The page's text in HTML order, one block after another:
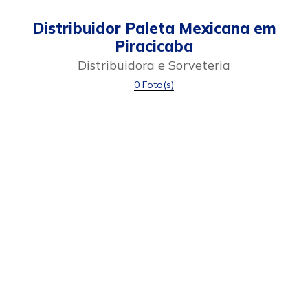
Distribuidor Paleta Mexicana em
Piracicaba
Distribuidora e Sorveteria
0 Foto(s)